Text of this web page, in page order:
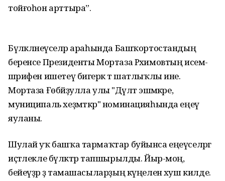
тойғоһон арттыра”.
Бүләкләнеүселәр араһында Башҡортостандың
беренсе Президенты Мортаза Рәхимовтың исем-
шәрифен ишетеү бигерәк тә шатлыҡлы ине.
Мортаза Ғөбәйҙулла улы "Дәүләт эшмәкәре,
муниципаль хеҙмәткәр" номинацияһында еңеү
яуланы.
Шулай уҡ башҡа тармаҡтар буйынса еңеүселәргә
иҫтәлекле бүләктәр тапшырылды. Йыр-моң,
бейеүҙәр ҙә тамашасыларҙың күңеленә хуш килде.